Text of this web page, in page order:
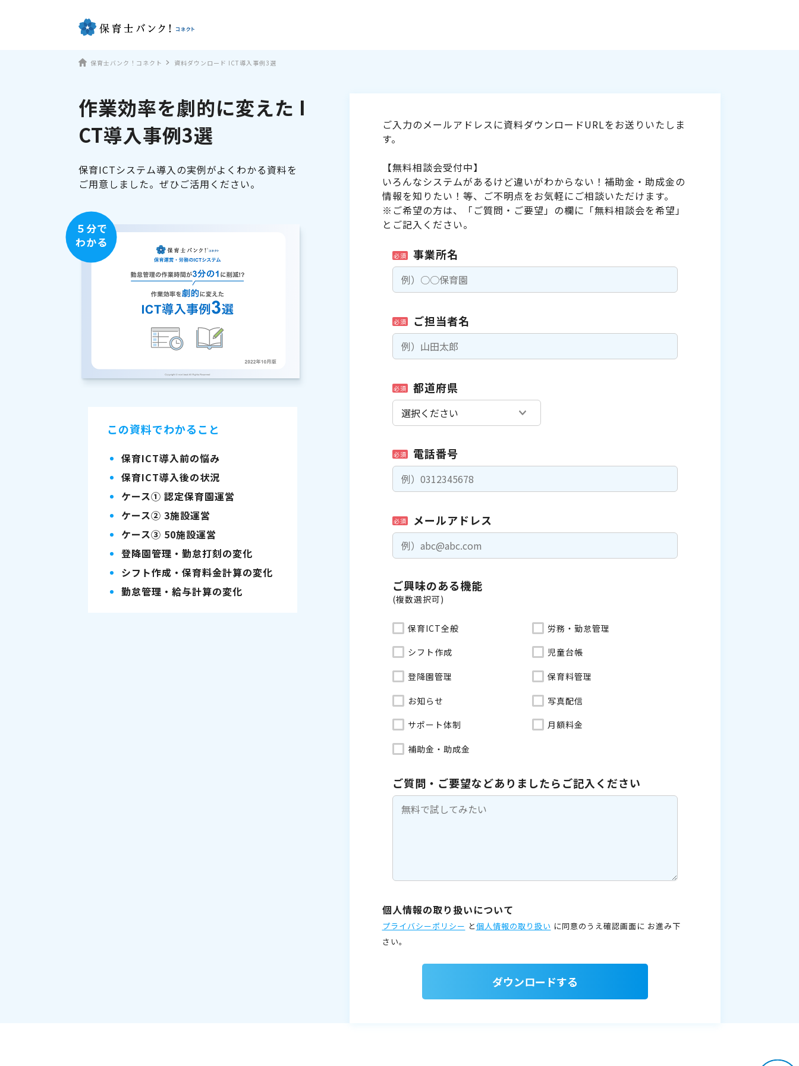
保育士バンク！コネクト 資料ダウンロード ICT導入事例3選
作業効率を劇的に変えた I
CT導入事例3選
保育ICTシステム導入の実例がよくわかる資料を
ご用意しました。ぜひご活用ください。
５分で
わかる
この資料でわかること
保育ICT導入前の悩み
保育ICT導入後の状況
ケース① 認定保育園運営
ケース② 3施設運営
ケース③ 50施設運営
登降園管理・勤怠打刻の変化
シフト作成・保育料金計算の変化
勤怠管理・給与計算の変化
ご入力のメールアドレスに資料ダウンロードURLをお送りいたしま
す。
【無料相談会受付中】
いろんなシステムがあるけど違いがわからない！補助金・助成金の
情報を知りたい！等、ご不明点をお気軽にご相談いただけます。
※ご希望の方は、「ご質問・ご要望」の欄に「無料相談会を希望」
とご記入ください。
必須 事業所名
必須 ご担当者名
必須 都道府県
必須 電話番号
必須 メールアドレス
ご興味のある機能
(複数選択可)
保育ICT全般 労務・勤怠管理
シフト作成 児童台帳
登降園管理 保育料管理
お知らせ 写真配信
サポート体制 月額料金
補助金・助成金
ご質問・ご要望などありましたらご記入ください
個人情報の取り扱いについて
プライバシーポリシー と個人情報の取り扱い に同意のうえ確認画面に お進み下
さい。
ダウンロードする